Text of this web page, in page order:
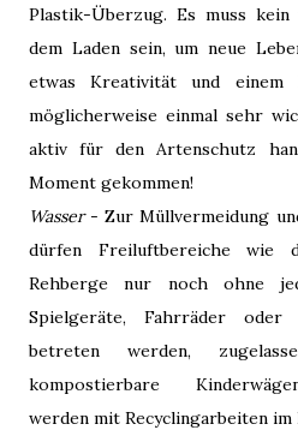
Plastik-Überzug. Es muss
dem Laden sein, um neue
etwas Kreativität und einem
möglicherweise einmal sehr
aktiv für den Artenschutz
Moment gekommen!
Wasser- Zur Müllvermeidung
dürfen Freiluftbereiche wie
Rehberge nur noch ohne
Spielgeräte, Fahrräder oder
betreten werden,
kompostierbare
werden mit Recyclingarbeiten im